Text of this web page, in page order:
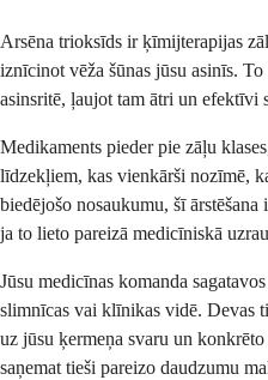
Arsēna trioksīds ir ķīmijterapijas
iznīcinot vēža šūnas jūsu asinīs.
asinsritē, ļaujot tam ātri un efektīvi
Medikaments pieder pie zāļu
līdzekļiem, kas vienkārši nozīmē,
biedējošo nosaukumu, šī
ja to lieto pareizā medicīniskā
Jūsu medicīnas komanda
slimnīcas vai klīnikas vidē. Devas
uz jūsu ķermeņa svaru un
saņemat tieši pareizo daudzumu